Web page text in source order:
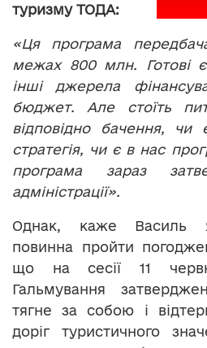
туризму ТОДА:
«Ця програма
межах 800 млн. Готові
інші джерела
бюджет. Але стоїть
відповідно бачення, чи
стратегія, чи є в нас
програма зараз
адміністрації».
Однак, каже Василь
повинна пройти
що на сесії 11
Гальмування
тягне за собою і
доріг туристичного